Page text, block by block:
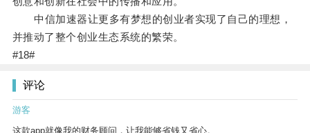
中信加速器让更多有梦想的创业者实现了自己的理想，
并推动了整个创业生态系统的繁荣。
#18#
评论
游客
这款app就像我的财务顾问，让我能够省钱又省心。